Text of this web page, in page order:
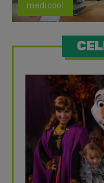
medicool